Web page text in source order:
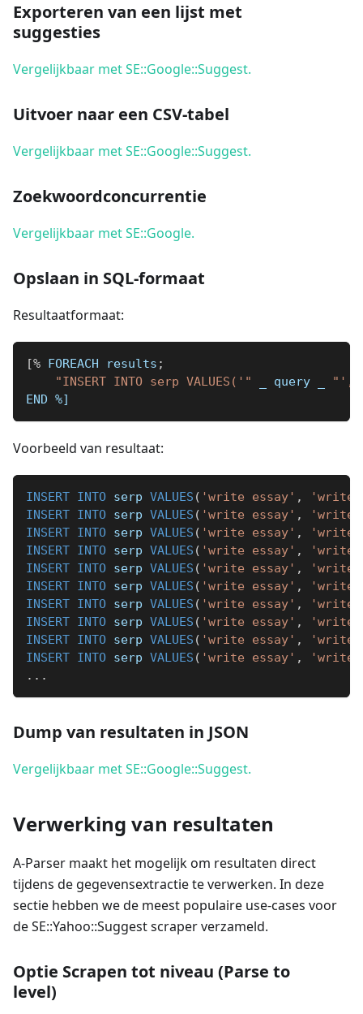
Exporteren van een lijst met
suggesties
Vergelijkbaar met SE::Google::Suggest.
Uitvoer naar een CSV-tabel
Vergelijkbaar met SE::Google::Suggest.
Zoekwoordconcurrentie
Vergelijkbaar met SE::Google.
Opslaan in SQL-formaat
Resultaatformaat:
[% FOREACH results ;
"INSERT INTO serp VALUES('"
query
"',
END %]
Voorbeeld van resultaat:
INSERT INTO serp VALUES ( 'write essay' ,
'write
INSERT INTO serp VALUES ( 'write essay' ,
'write
INSERT INTO serp VALUES ( 'write essay' ,
'write
INSERT INTO serp VALUES ( 'write essay' ,
'write
INSERT INTO serp VALUES ( 'write essay' ,
'write
INSERT INTO serp VALUES ( 'write essay' ,
'write
INSERT INTO serp VALUES ( 'write essay' ,
'write
INSERT INTO serp VALUES ( 'write essay' ,
'write
INSERT INTO serp VALUES ( 'write essay' ,
'write
INSERT INTO serp VALUES ( 'write essay' ,
'write
. . .
Dump van resultaten in JSON
Vergelijkbaar met SE::Google::Suggest.
Verwerking van resultaten
A-Parser maakt het mogelijk om resultaten direct
tijdens de gegevensextractie te verwerken. In deze
sectie hebben we de meest populaire use-cases voor
de SE::Yahoo::Suggest scraper verzameld.
Optie Scrapen tot niveau (Parse to
level)